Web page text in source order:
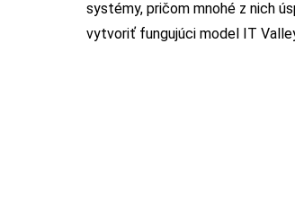
systémy, pričom mnohé z nich
vytvoriť fungujúci model IT